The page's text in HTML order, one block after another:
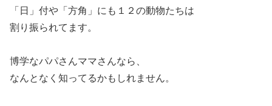
「日」付や「方角」にも１２の動物たちは
割り振られてます。
博学なパパさんママさんなら、
なんとなく知ってるかもしれません。